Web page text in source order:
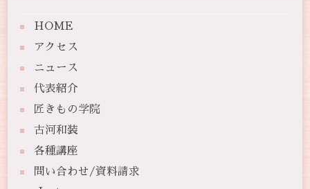
HOME
アクセス
ニュース
代表紹介
匠きもの学院
古河和装
各種講座
問い合わせ/資料請求